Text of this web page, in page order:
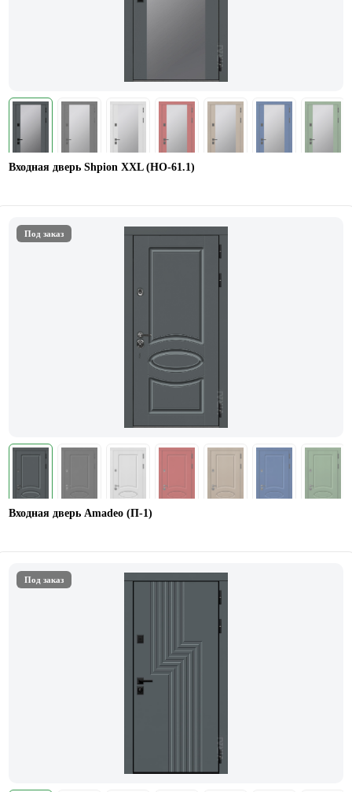
Входная дверь Shpion XXL (НО-61.1)
Под заказ
Входная дверь Amadeo (П-1)
Под заказ